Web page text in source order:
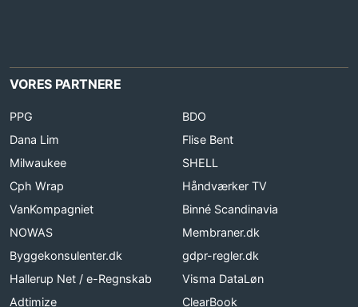
VORES PARTNERE
PPG
BDO
Dana Lim
Flise Bent
Milwaukee
SHELL
Cph Wrap
Håndværker TV
VanKompagniet
Binné Scandinavia
NOWAS
Membraner.dk
Byggekonsulenter.dk
gdpr-regler.dk
Hallerup Net / e-Regnskab
Visma DataLøn
Adtimize
ClearBook